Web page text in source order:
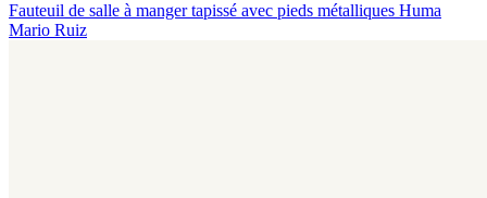
Fauteuil de salle à manger tapissé avec pieds métalliques Huma
Mario Ruiz